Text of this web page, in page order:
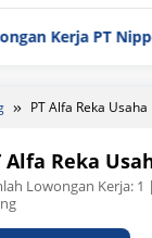
PT Nippon
PT Alfa Reka Usaha
Alfa Reka
Lowongan Kerja: 1